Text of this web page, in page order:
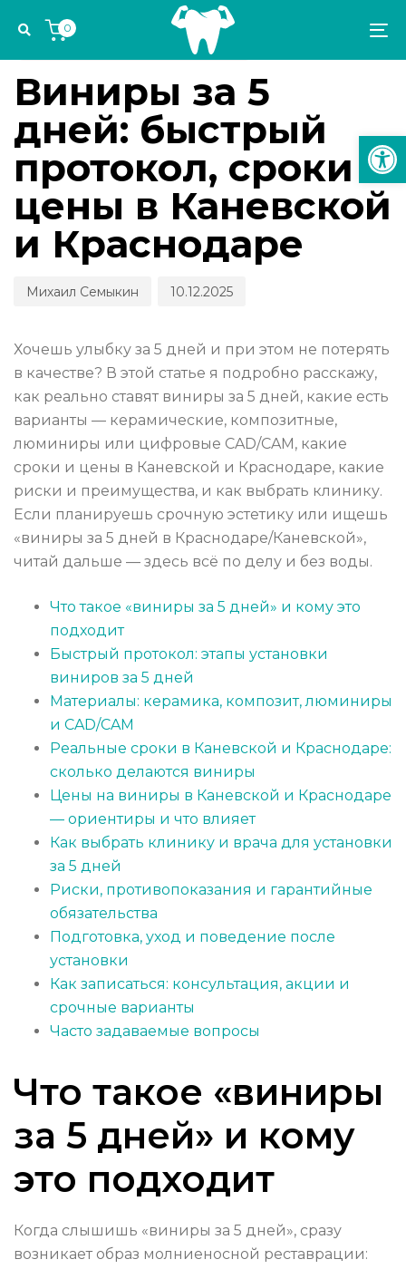
links
navigation
Skip
content
0
IN:
СТОМАТОЛОГИЧЕСКИЕ КАНИКУЛЫ
Виниры за 5
дней: быстрый
протокол, сроки и
цены в Каневской
и Краснодаре
Михаил Семыкин
on:
10.12.2025
Хочешь улыбку за 5 дней и при этом не потерять
в качестве? В этой статье я подробно расскажу,
как реально ставят виниры за 5 дней, какие есть
варианты — керамические, композитные,
люминиры или цифровые CAD/CAM, какие
сроки и цены в Каневской и Краснодаре, какие
риски и преимущества, и как выбрать клинику.
Если планируешь срочную эстетику или ищешь
«виниры за 5 дней в Краснодаре/Каневской»,
читай дальше — здесь всё по делу и без воды.
Что такое «виниры за 5 дней» и кому это
подходит
Быстрый протокол: этапы установки
виниров за 5 дней
Материалы: керамика, композит, люминиры
и CAD/CAM
Реальные сроки в Каневской и Краснодаре:
сколько делаются виниры
Цены на виниры в Каневской и Краснодаре
— ориентиры и что влияет
Как выбрать клинику и врача для установки
за 5 дней
Риски, противопоказания и гарантийные
обязательства
Подготовка, уход и поведение после
установки
Как записаться: консультация, акции и
срочные варианты
Часто задаваемые вопросы
Что такое «виниры
за 5 дней» и кому
это подходит
Когда слышишь «виниры за 5 дней», сразу
возникает образ молниеносной реставрации: